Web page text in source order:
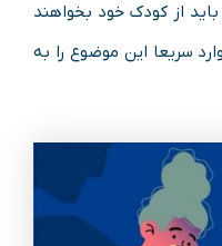
از کودک خود بخواهند
سریعا این موضوع را به